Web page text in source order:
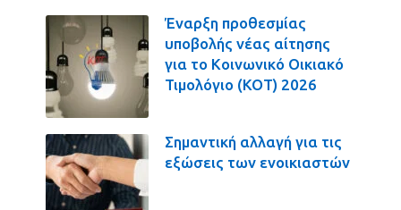
Έναρξη προθεσμίας
υποβολής νέας αίτησης
για το Κοινωνικό Οικιακό
Τιμολόγιο (ΚΟΤ) 2026
Σημαντική αλλαγή για τις
εξώσεις των ενοικιαστών